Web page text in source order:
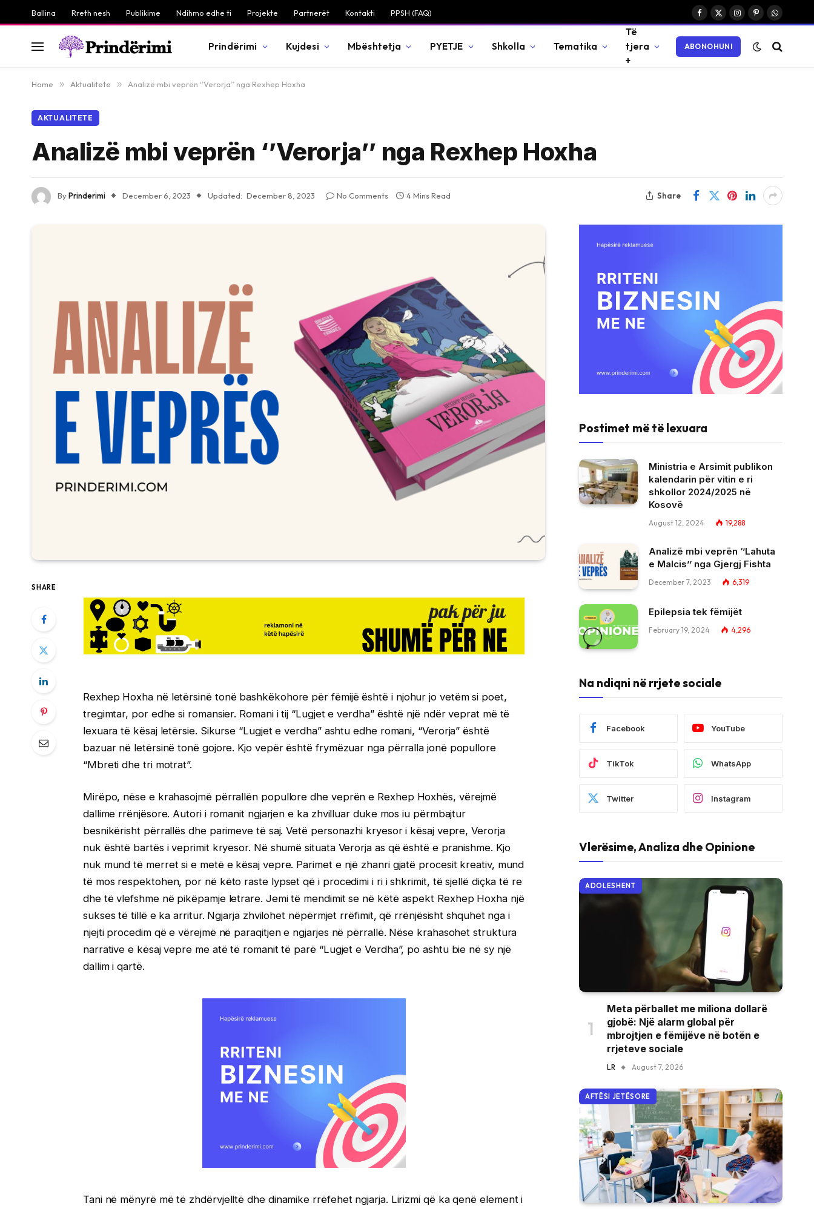
Ballina Rreth nesh Publikime Ndihmo edhe ti Projekte Partnerët Kontakti PPSH (FAQ)
Facebook
X
Instagram
Pinterest
Prindërimi Kujdesi Mbështetja PYETJE Shkolla Tematika
Të
tjera
+
ABONOHUNI
Home » Aktualitete » Analizë mbi veprën ‘’Verorja’’ nga Rexhep Hoxha
AKTUALITETE
Analizë mbi veprën ‘’Verorja’’ nga Rexhep Hoxha
ByPrinderimi December 6, 2023 Updated: December 8, 2023 No Comments 4 Mins Read Share
SHARE
Rexhep Hoxha në letërsinë tonë bashkëkohore për fëmijë është i njohur jo vetëm si poet,
tregimtar, por edhe si romansier. Romani i tij “Lugjet e verdha” është një ndër veprat më të
lexuara të kësaj letërsie. Sikurse “Lugjet e verdha” ashtu edhe romani, “Verorja” është
bazuar në letërsinë tonë gojore. Kjo vepër është frymëzuar nga përralla jonë popullore
“Mbreti dhe tri motrat”.
Mirëpo, nëse e krahasojmë përrallën popullore dhe veprën e Rexhep Hoxhës, vërejmë
dallime rrënjësore. Autori i romanit ngjarjen e ka zhvilluar duke mos iu përmbajtur
besnikërisht përrallës dhe parimeve të saj. Vetë personazhi kryesor i kësaj vepre, Verorja
nuk është bartës i veprimit kryesor. Në shumë situata Verorja as që është e pranishme. Kjo
nuk mund të merret si e metë e kësaj vepre. Parimet e një zhanri gjatë procesit kreativ, mund
të mos respektohen, por në këto raste lypset që i procedimi i ri i shkrimit, të sjellë diçka të re
dhe të vlefshme në pikëpamje letrare. Jemi të mendimit se në këtë aspekt Rexhep Hoxha një
sukses të tillë e ka arritur. Ngjarja zhvilohet nëpërmjet rrëfimit, që rrënjësisht shquhet nga i
njejti procedim që e vërejmë në paraqitjen e ngjarjes në përrallë. Nëse krahasohet struktura
narrative e kësaj vepre me atë të romanit të parë “Lugjet e Verdha”, po ashtu bie në sy një
dallim i qartë.
Tani në mënyrë më të zhdërvjelltë dhe dinamike rrëfehet ngjarja. Lirizmi që ka qenë element i
Postimet më të lexuara
Ministria e Arsimit publikon
kalendarin për vitin e ri
shkollor 2024/2025 në
Kosovë
August 12, 2024 19,288
Analizë mbi veprën ‘’Lahuta
e Malcis’’ nga Gjergj Fishta
December 7, 2023 6,319
Epilepsia tek fëmijët
February 19, 2024 4,296
Na ndiqni në rrjete sociale
Facebook YouTube
TikTok WhatsApp
Twitter Instagram
Vlerësime, Analiza dhe Opinione
ADOLESHENT
Meta përballet me miliona dollarë
gjobë: Një alarm global për
mbrojtjen e fëmijëve në botën e
rrjeteve sociale
LR August 7, 2026
AFTËSI JETËSORE